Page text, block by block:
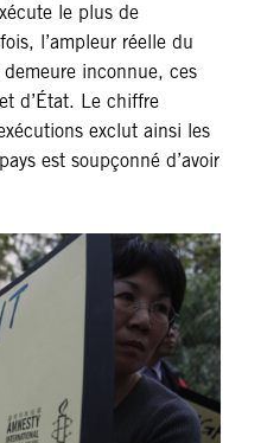
le plus de
l’ampleur réelle du
inconnue, ces
d’État. Le chiffre
exclut ainsi les
est soupçonné d’avoir